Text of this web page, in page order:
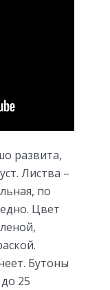
развита,
Листва –
по
Цвет
Бутоны
25